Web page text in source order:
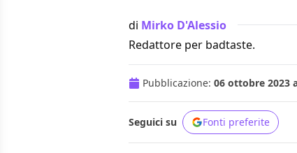
di Mirko D'Alessio
Redattore per badtaste.
Pubblicazione: 06 ottobre 2023
Seguici su Fonti preferite